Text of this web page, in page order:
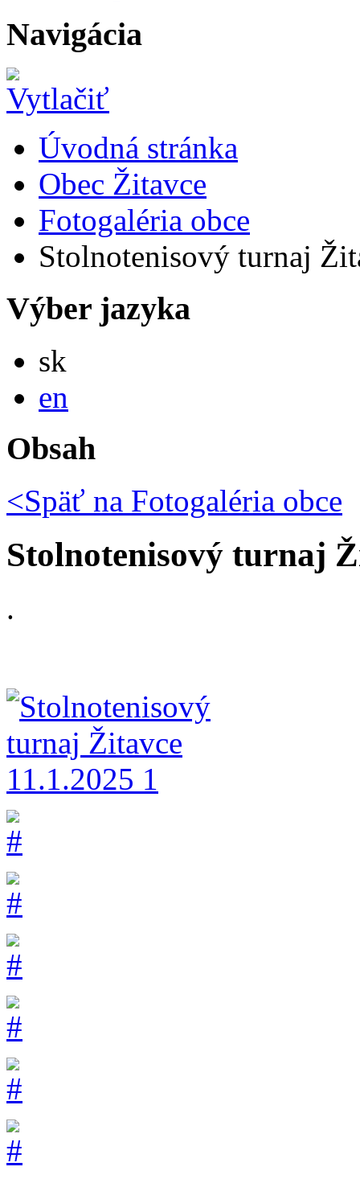
Navigácia
Úvodná stránka
Obec Žitavce
Fotogaléria obce
Stolnotenisový turnaj
Výber jazyka
sk
en
Obsah
<Späť na Fotogaléria obce
Stolnotenisový turnaj
.